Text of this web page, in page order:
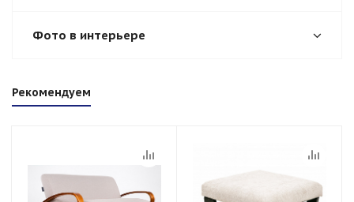
Фото в интерьере
Рекомендуем